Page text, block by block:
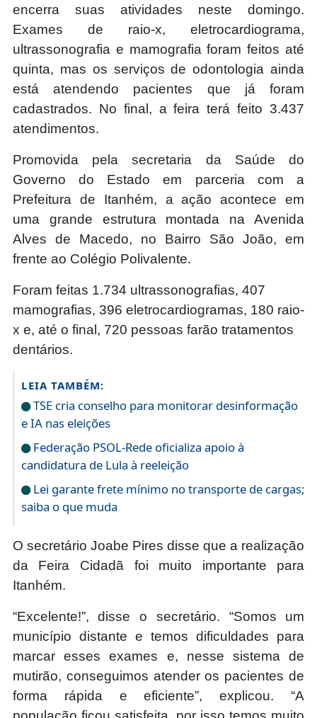
encerra suas atividades neste domingo.
Exames de raio-x, eletrocardiograma,
ultrassonografia e mamografia foram feitos até
quinta, mas os serviços de odontologia ainda
está atendendo pacientes que já foram
cadastrados. No final, a feira terá feito 3.437
atendimentos.
Promovida pela secretaria da Saúde do
Governo do Estado em parceria com a
Prefeitura de Itanhém, a ação acontece em
uma grande estrutura montada na Avenida
Alves de Macedo, no Bairro São João, em
frente ao Colégio Polivalente.
Foram feitas 1.734 ultrassonografias, 407
mamografias, 396 eletrocardiogramas, 180 raio-
x e, até o final, 720 pessoas farão tratamentos
dentários.
LEIA TAMBÉM:
TSE cria conselho para monitorar desinformação
e IA nas eleições
Federação PSOL-Rede oficializa apoio à
candidatura de Lula à reeleição
Lei garante frete mínimo no transporte de cargas;
saiba o que muda
O secretário Joabe Pires disse que a realização
da Feira Cidadã foi muito importante para
Itanhém.
“Excelente!”, disse o secretário. “Somos um
município distante e temos dificuldades para
marcar esses exames e, nesse sistema de
mutirão, conseguimos atender os pacientes de
forma rápida e eficiente”, explicou. “A